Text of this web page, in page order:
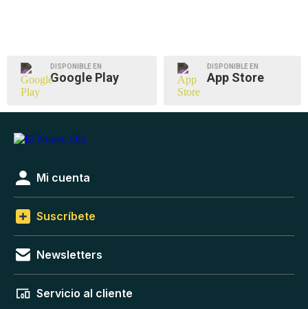
DISPONIBLE EN
Google Play
DISPONIBLE EN
App Store
Mi cuenta
Suscríbete
Newsletters
Servicio al cliente